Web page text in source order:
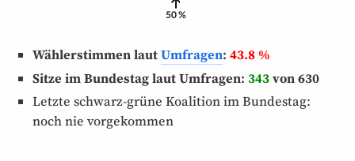
50 %
Wählerstimmen lautUmfragen:43.8 %
Sitze im Bundestag laut Umfragen: 343von 630
Letzte schwarz-grüne Koalition im Bundestag:
noch nie vorgekommen